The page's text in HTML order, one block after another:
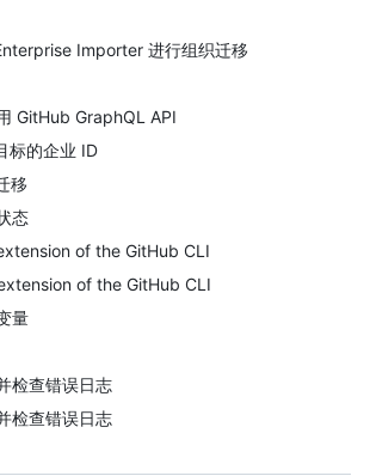
Importer 进行组织迁移
GitHub GraphQL API
标的企业 ID
移
态
of the GitHub CLI
of the GitHub CLI
量
检查错误日志
检查错误日志